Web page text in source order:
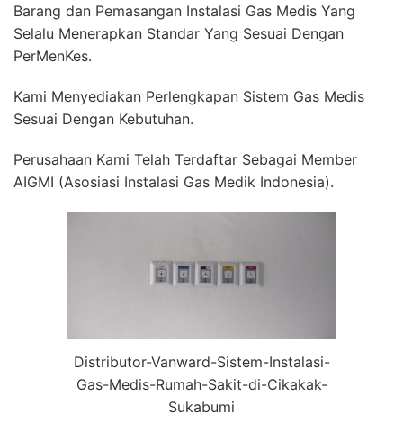
Barang dan Pemasangan Instalasi Gas Medis Yang
Selalu Menerapkan Standar Yang Sesuai Dengan
PerMenKes.
Kami Menyediakan Perlengkapan Sistem Gas Medis
Sesuai Dengan Kebutuhan.
Perusahaan Kami Telah Terdaftar Sebagai Member
AIGMI (Asosiasi Instalasi Gas Medik Indonesia).
Distributor-Vanward-Sistem-Instalasi-
Gas-Medis-Rumah-Sakit-di-Cikakak-
Sukabumi